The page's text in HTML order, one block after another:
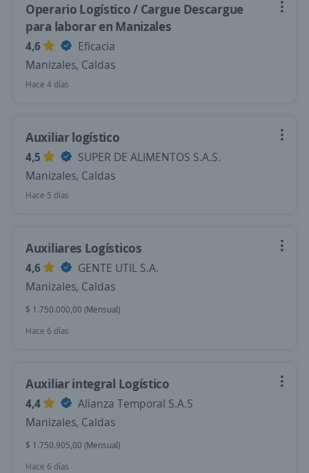
Operario Logístico / Cargue Descargue
para laborar en Manizales
4,6
Eficacia
Manizales, Caldas
Hace 4 días
Auxiliar logístico
4,5
SUPER DE ALIMENTOS S.A.S.
Manizales, Caldas
Hace 5 días
Auxiliares Logísticos
4,6
GENTE UTIL S.A.
Manizales, Caldas
$ 1.750.000,00 (Mensual)
Hace 6 días
Auxiliar integral Logístico
4,4
Alianza Temporal S.A.S
Manizales, Caldas
$ 1.750.905,00 (Mensual)
Hace 6 días